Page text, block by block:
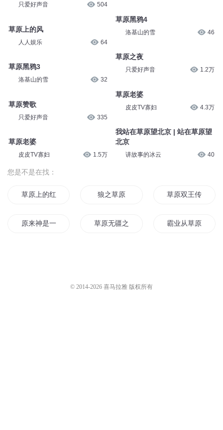
只爱好声音 504
草原上的风
人人娱乐 64
草原黑鸦3
洛基山的雪 32
草原赞歌
只爱好声音 335
草原老婆
皮皮TV寡妇 1.5万
草原黑鸦4
洛基山的雪 46
草原之夜
只爱好声音 1.2万
草原老婆
皮皮TV寡妇 4.3万
我站在草原望北京 | 站在草原望
北京
讲故事的冰云 40
您是不是在找：
草原上的红飘带 狼之草原 草原双王传
原来神是一株草 草原无疆之部落之王 霸业从草原开始
© 2014-2026 喜马拉雅 版权所有